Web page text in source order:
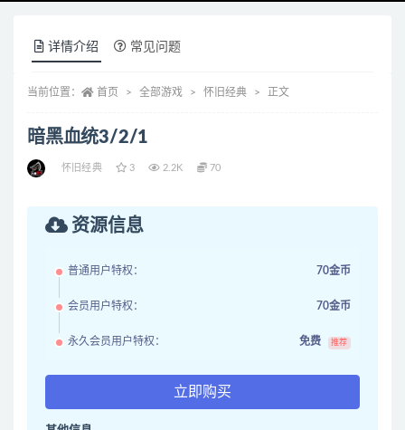
详情介绍 常见问题
当前位置： 首页 全部游戏 怀旧经典 正文
暗黑血统3/2/1
怀旧经典 3 2.2K 70
资源信息
普通用户特权： 70金币
会员用户特权： 70金币
永久会员用户特权： 免费 推荐
立即购买